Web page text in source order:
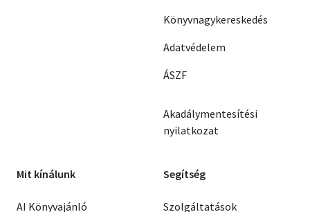
Könyvnagykereskedés
Adatvédelem
ÁSZF
Akadálymentesítési
nyilatkozat
Mit kínálunk
AI Könyvajánló
Segítség
Szolgáltatások